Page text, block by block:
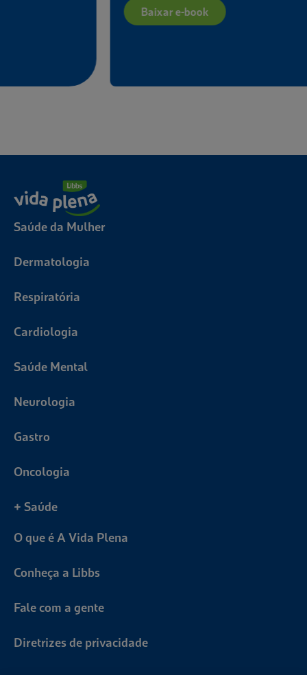
Saúde da Mulher
Dermatologia
Respiratória
Cardiologia
Saúde Mental
Neurologia
Gastro
Oncologia
+ Saúde
O que é A Vida Plena
Conheça a Libbs
Fale com a gente
Diretrizes de privacidade